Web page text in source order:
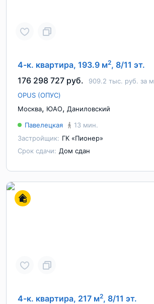
4-к. квартира, 193.9 м2, 8/11 эт.
176 298 727 руб.
909.2 тыс. руб. за м
OPUS (ОПУС)
Москва, ЮАО, Даниловский
Павелецкая
13 мин.
Застройщик: ГК «Пионер»
Срок сдачи: Дом сдан
4-к. квартира, 217 м2, 8/11 эт.